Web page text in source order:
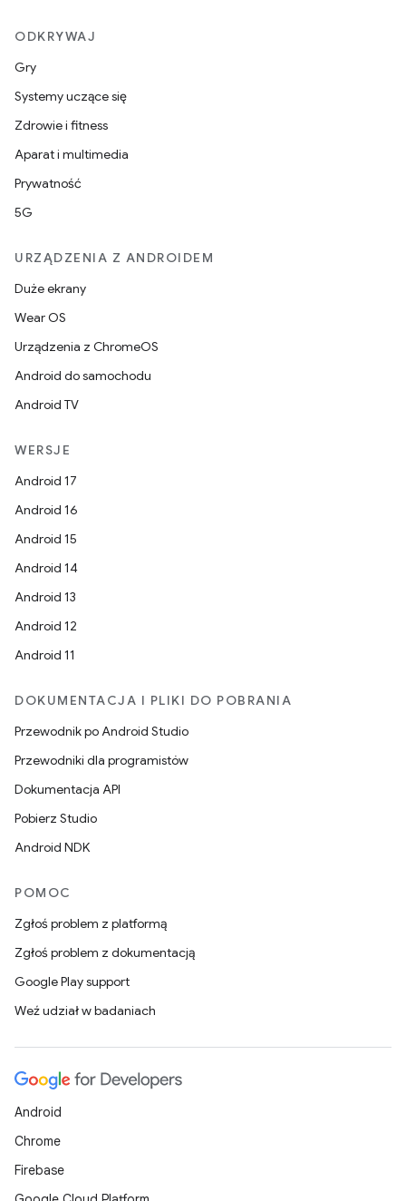
ODKRYWAJ
Gry
Systemy uczące się
Zdrowie i fitness
Aparat i multimedia
Prywatność
5G
URZĄDZENIA Z ANDROIDEM
Duże ekrany
Wear OS
Urządzenia z ChromeOS
Android do samochodu
Android TV
WERSJE
Android 17
Android 16
Android 15
Android 14
Android 13
Android 12
Android 11
DOKUMENTACJA I PLIKI DO POBRANIA
Przewodnik po Android Studio
Przewodniki dla programistów
Dokumentacja API
Pobierz Studio
Android NDK
POMOC
Zgłoś problem z platformą
Zgłoś problem z dokumentacją
Google Play support
Weź udział w badaniach
Android
Chrome
Firebase